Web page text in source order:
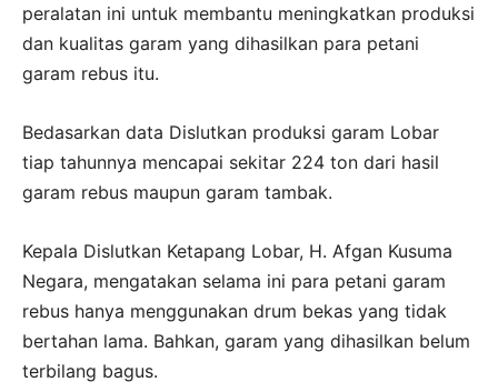
peralatan ini untuk membantu meningkatkan produksi
dan kualitas garam yang dihasilkan para petani
garam rebus itu.
Bedasarkan data Dislutkan produksi garam Lobar
tiap tahunnya mencapai sekitar 224 ton dari hasil
garam rebus maupun garam tambak.
Kepala Dislutkan Ketapang Lobar, H. Afgan Kusuma
Negara, mengatakan selama ini para petani garam
rebus hanya menggunakan drum bekas yang tidak
bertahan lama. Bahkan, garam yang dihasilkan belum
terbilang bagus.